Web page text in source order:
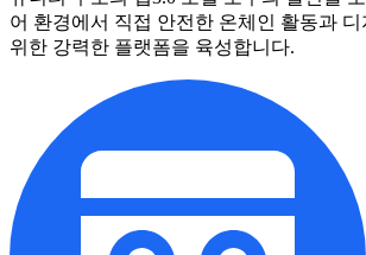
어 환경에서 직접 안전한 온체인 활동과
위한 강력한 플랫폼을 육성합니다.